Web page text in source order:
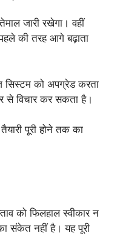
जारी रखेगा। वहीं
की तरह आगे बढ़ाता
सिस्टम को अपग्रेड करता
से विचार कर सकता है।
पूरी होने तक का
को फिलहाल स्वीकार न
संकेत नहीं है। यह पूरी